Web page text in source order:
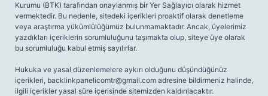
Kurumu (BTK) tarafından onaylanmış bir Yer Sağlayıcı olarak hizmet
vermektedir. Bu nedenle, sitedeki içerikleri proaktif olarak denetleme
veya araştırma yükümlülüğümüz bulunmamaktadır. Ancak, üyelerimiz
yazdıkları içeriklerin sorumluluğunu taşımakta olup, siteye üye olarak
bu sorumluluğu kabul etmiş sayılırlar.
Hukuka ve yasal düzenlemelere aykırı olduğunu düşündüğünüz
içerikleri, backlinkpanelicomtr@gmail.com adresine bildirmeniz halinde,
ilgili içerikler yasal süre içerisinde sitemizden kaldırılacaktır.